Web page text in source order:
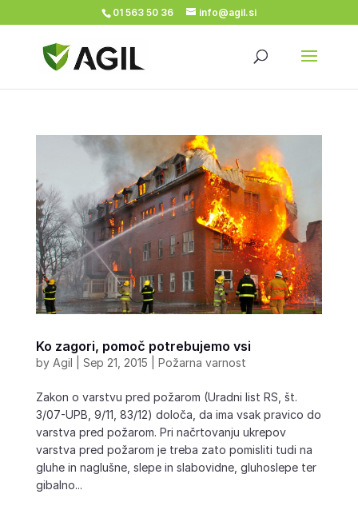
01 563 50 36 info@agil.si
Ko zagori, pomoč potrebujemo vsi
by Agil Sep 21, 2015 Požarna varnost
Zakon o varstvu pred požarom (Uradni list RS, št.
3/07-UPB, 9/11, 83/12) določa, da ima vsak pravico do
varstva pred požarom. Pri načrtovanju ukrepov
varstva pred požarom je treba zato pomisliti tudi na
gluhe in naglušne, slepe in slabovidne, gluhoslepe ter
gibalno...